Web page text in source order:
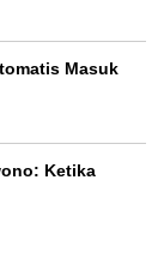
Masuk
Ketika